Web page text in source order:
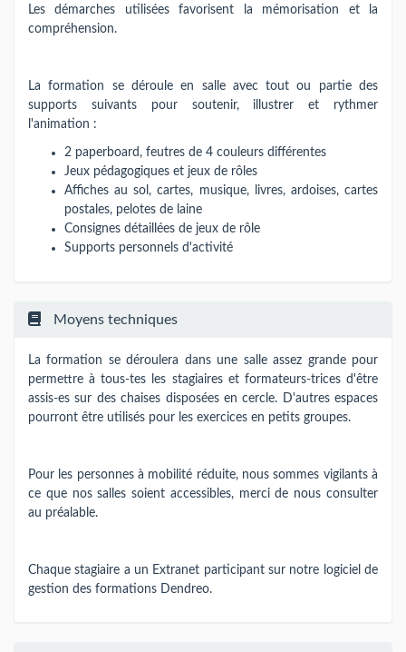
Les démarches utilisées favorisent la mémorisation et la
compréhension.
La formation se déroule en salle avec tout ou partie des
supports suivants pour soutenir, illustrer et rythmer
l'animation :
2 paperboard, feutres de 4 couleurs différentes
Jeux pédagogiques et jeux de rôles
Affiches au sol, cartes, musique, livres, ardoises, cartes
postales, pelotes de laine
Consignes détaillées de jeux de rôle
Supports personnels d'activité
Moyens techniques
La formation se déroulera dans une salle assez grande pour
permettre à tous-tes les stagiaires et formateurs-trices d'être
assis-es sur des chaises disposées en cercle. D'autres espaces
pourront être utilisés pour les exercices en petits groupes.
Pour les personnes à mobilité réduite, nous sommes vigilants à
ce que nos salles soient accessibles, merci de nous consulter
au préalable.
Chaque stagiaire a un Extranet participant sur notre logiciel de
gestion des formations Dendreo.